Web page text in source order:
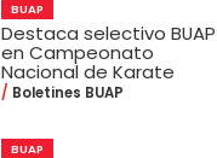
BUAP
Destaca selectivo BUAP
en Campeonato
Nacional de Karate
Boletines BUAP
BUAP